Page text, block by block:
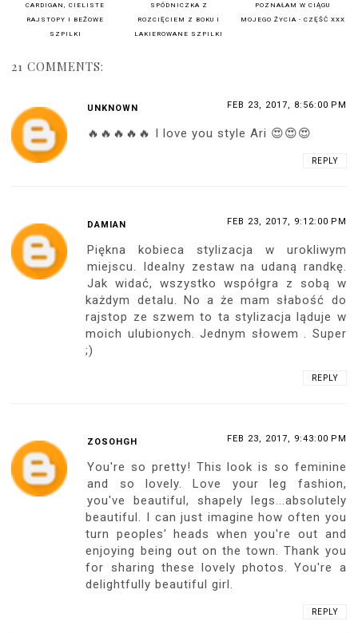
CARDIGAN, CIELISTE
RAJSTOPY I BEŻOWE
SZPILKI
SPÓDNICZKA Z
ROZCIĘCIEM Z BOKU I
LAKIEROWANE SZPILKI
POZNAŁAM W CIĄGU
MOJEGO ŻYCIA - CZĘŚĆ XXX
21 COMMENTS:
UNKNOWN FEB 23, 2017, 8:56:00 PM
🔥🔥🔥🔥🔥 I love you style Ari 😍😍😍
REPLY
DAMIAN FEB 23, 2017, 9:12:00 PM
Piękna kobieca stylizacja w urokliwym
miejscu. Idealny zestaw na udaną randkę.
Jak widać, wszystko współgra z sobą w
każdym detalu. No a że mam słabość do
rajstop ze szwem to ta stylizacja ląduje w
moich ulubionych. Jednym słowem . Super
;)
REPLY
ZOSOHGH FEB 23, 2017, 9:43:00 PM
You're so pretty! This look is so feminine
and so lovely. Love your leg fashion,
you've beautiful, shapely legs...absolutely
beautiful. I can just imagine how often you
turn peoples' heads when you're out and
enjoying being out on the town. Thank you
for sharing these lovely photos. You're a
delightfully beautiful girl.
REPLY